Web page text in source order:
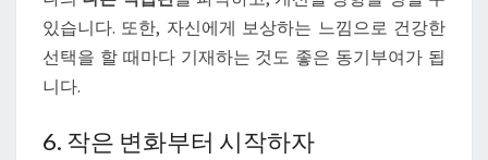
있습니다. 또한, 자신에게 보상하는 느낌으로 건강한
선택을 할 때마다 기재하는 것도 좋은 동기부여가 됩
니다.
6. 작은 변화부터 시작하자